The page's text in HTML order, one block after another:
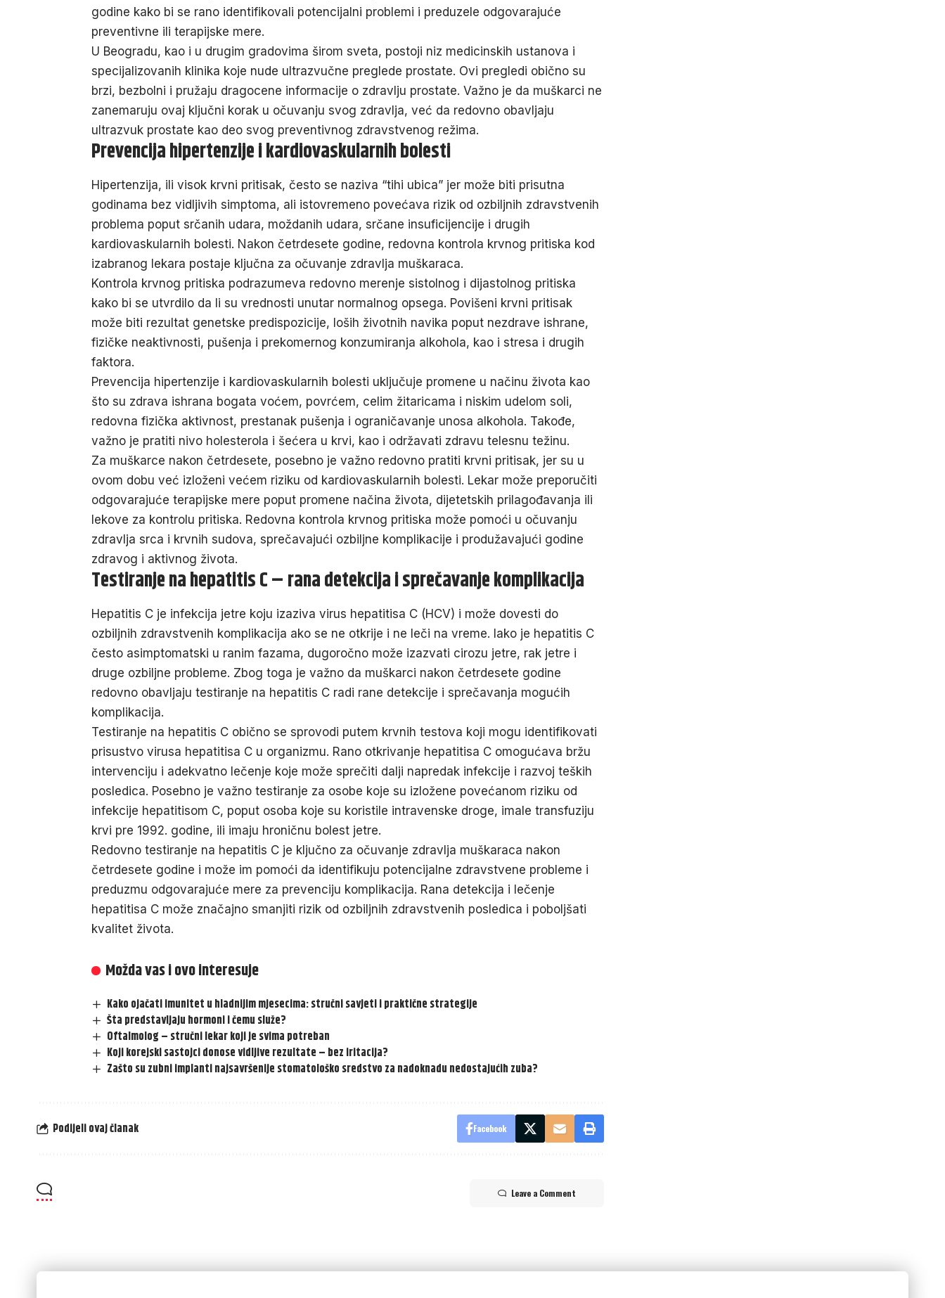
godine kako bi se rano identifikovali potencijalni problemi i preduzele odgovarajuće
preventivne ili terapijske mere.
U Beogradu, kao i u drugim gradovima širom sveta, postoji niz medicinskih ustanova i
specijalizovanih klinika koje nude ultrazvučne preglede prostate. Ovi pregledi obično su
brzi, bezbolni i pružaju dragocene informacije o zdravlju prostate. Važno je da muškarci ne
zanemaruju ovaj ključni korak u očuvanju svog zdravlja, već da redovno obavljaju
ultrazvuk prostate kao deo svog preventivnog zdravstvenog režima.
Prevencija hipertenzije i kardiovaskularnih bolesti
Hipertenzija, ili visok krvni pritisak, često se naziva “tihi ubica” jer može biti prisutna
godinama bez vidljivih simptoma, ali istovremeno povećava rizik od ozbiljnih zdravstvenih
problema poput srčanih udara, moždanih udara, srčane insuficijencije i drugih
kardiovaskularnih bolesti. Nakon četrdesete godine, redovna kontrola krvnog pritiska kod
izabranog lekara postaje ključna za očuvanje zdravlja muškaraca.
Kontrola krvnog pritiska podrazumeva redovno merenje sistolnog i dijastolnog pritiska
kako bi se utvrdilo da li su vrednosti unutar normalnog opsega. Povišeni krvni pritisak
može biti rezultat genetske predispozicije, loših životnih navika poput nezdrave ishrane,
fizičke neaktivnosti, pušenja i prekomernog konzumiranja alkohola, kao i stresa i drugih
faktora.
Prevencija hipertenzije i kardiovaskularnih bolesti uključuje promene u načinu života kao
što su zdrava ishrana bogata voćem, povrćem, celim žitaricama i niskim udelom soli,
redovna fizička aktivnost, prestanak pušenja i ograničavanje unosa alkohola. Takođe,
važno je pratiti nivo holesterola i šećera u krvi, kao i održavati zdravu telesnu težinu.
Za muškarce nakon četrdesete, posebno je važno redovno pratiti krvni pritisak, jer su u
ovom dobu već izloženi većem riziku od kardiovaskularnih bolesti. Lekar može preporučiti
odgovarajuće terapijske mere poput promene načina života, dijetetskih prilagođavanja ili
lekove za kontrolu pritiska. Redovna kontrola krvnog pritiska može pomoći u očuvanju
zdravlja srca i krvnih sudova, sprečavajući ozbiljne komplikacije i produžavajući godine
zdravog i aktivnog života.
Testiranje na hepatitis C – rana detekcija i sprečavanje komplikacija
Hepatitis C je infekcija jetre koju izaziva virus hepatitisa C (HCV) i može dovesti do
ozbiljnih zdravstvenih komplikacija ako se ne otkrije i ne leči na vreme. Iako je hepatitis C
često asimptomatski u ranim fazama, dugoročno može izazvati cirozu jetre, rak jetre i
druge ozbiljne probleme. Zbog toga je važno da muškarci nakon četrdesete godine
redovno obavljaju testiranje na hepatitis C radi rane detekcije i sprečavanja mogućih
komplikacija.
Testiranje na hepatitis C obično se sprovodi putem krvnih testova koji mogu identifikovati
prisustvo virusa hepatitisa C u organizmu. Rano otkrivanje hepatitisa C omogućava bržu
intervenciju i adekvatno lečenje koje može sprečiti dalji napredak infekcije i razvoj teških
posledica. Posebno je važno testiranje za osobe koje su izložene povećanom riziku od
infekcije hepatitisom C, poput osoba koje su koristile intravenske droge, imale transfuziju
krvi pre 1992. godine, ili imaju hroničnu bolest jetre.
Redovno testiranje na hepatitis C je ključno za očuvanje zdravlja muškaraca nakon
četrdesete godine i može im pomoći da identifikuju potencijalne zdravstvene probleme i
preduzmu odgovarajuće mere za prevenciju komplikacija. Rana detekcija i lečenje
hepatitisa C može značajno smanjiti rizik od ozbiljnih zdravstvenih posledica i poboljšati
kvalitet života.
Možda vas i ovo interesuje
Kako ojačati imunitet u hladnijim mjesecima: stručni savjeti i praktične strategije
Šta predstavljaju hormoni i čemu služe?
Oftalmolog – stručni lekar koji je svima potreban
Koji korejski sastojci donose vidljive rezultate – bez iritacija?
Zašto su zubni implanti najsavršenije stomatološko sredstvo za nadoknadu nedostajućih zuba?
Podijeli ovaj članak Facebook
Leave a Comment